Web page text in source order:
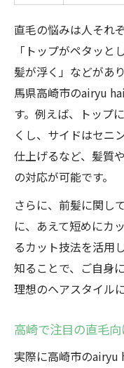
直毛の悩みは人それ
「トップがペタッ
髪が浮く」などがあ
馬県高崎市のairyu
す。例えば、トップ
くし、サイドはセニ
仕上げるなど、髪質
の対応が可能です。
さらに、前髪に関し
に、あえて短めにカ
るカット技法を活用
知ることで、ご自身
理想のヘアスタイル
高崎で注目の直毛
実際に高崎市のairyu